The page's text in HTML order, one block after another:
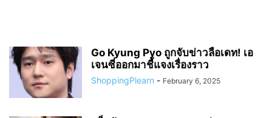
Go Kyung Pyo ถูกจับข่าวลือเดท! เอ
เจนซี่ออกมาชี้แจงเรื่องราว
ShoppingPlearn - February 6, 2025